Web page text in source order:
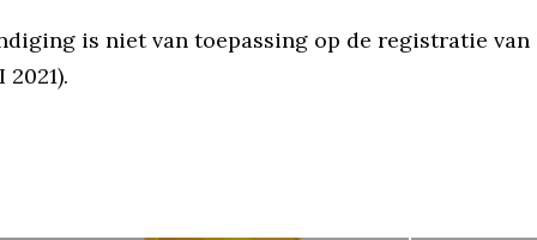
is niet van toepassing op de registratie